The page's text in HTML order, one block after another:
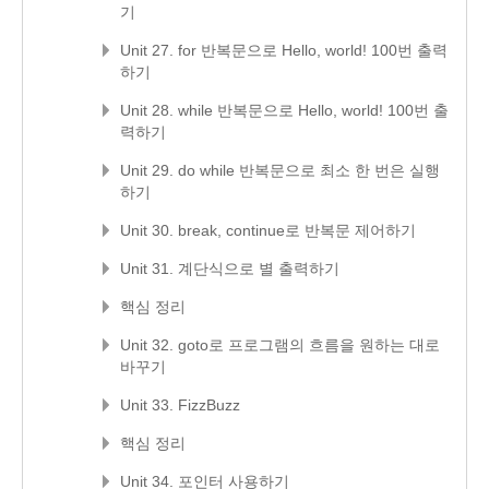
기
Unit 27. for 반복문으로 Hello, world! 100번 출력
하기
Unit 28. while 반복문으로 Hello, world! 100번 출
력하기
Unit 29. do while 반복문으로 최소 한 번은 실행
하기
Unit 30. break, continue로 반복문 제어하기
Unit 31. 계단식으로 별 출력하기
핵심 정리
Unit 32. goto로 프로그램의 흐름을 원하는 대로
바꾸기
Unit 33. FizzBuzz
핵심 정리
Unit 34. 포인터 사용하기